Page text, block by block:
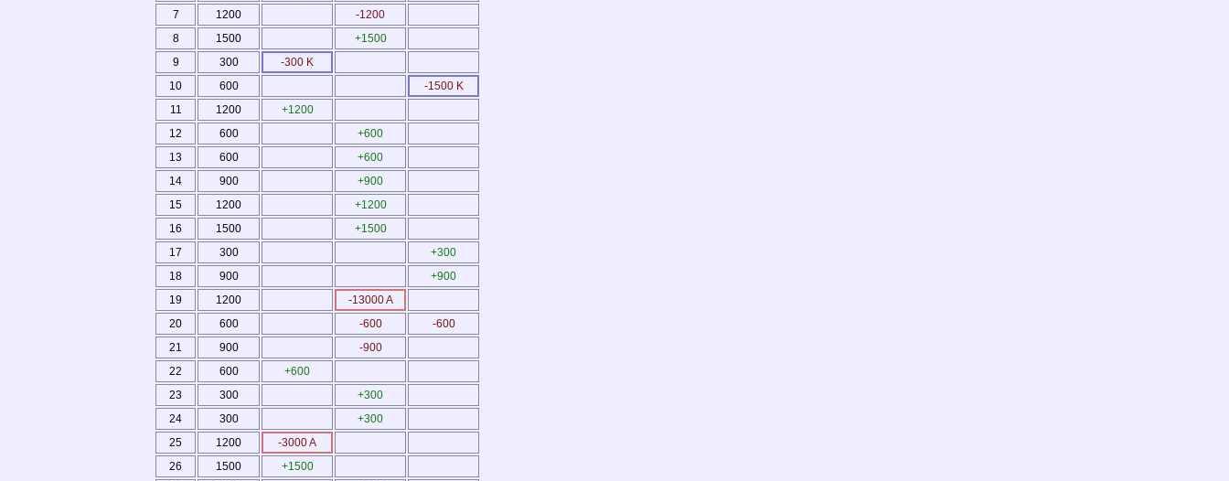
7
1200
-1200
8
1500
+1500
9
300
-300 K
10
600
-1500 K
11
1200
+1200
12
600
+600
13
600
+600
14
900
+900
15
1200
+1200
16
1500
+1500
17
300
+300
18
900
+900
19
1200
-13000 A
20
600 -600
-600
21
900
-900
22
600
+600
23
300
+300
24
300
+300
25
1200
-3000 A
26
1500
+1500